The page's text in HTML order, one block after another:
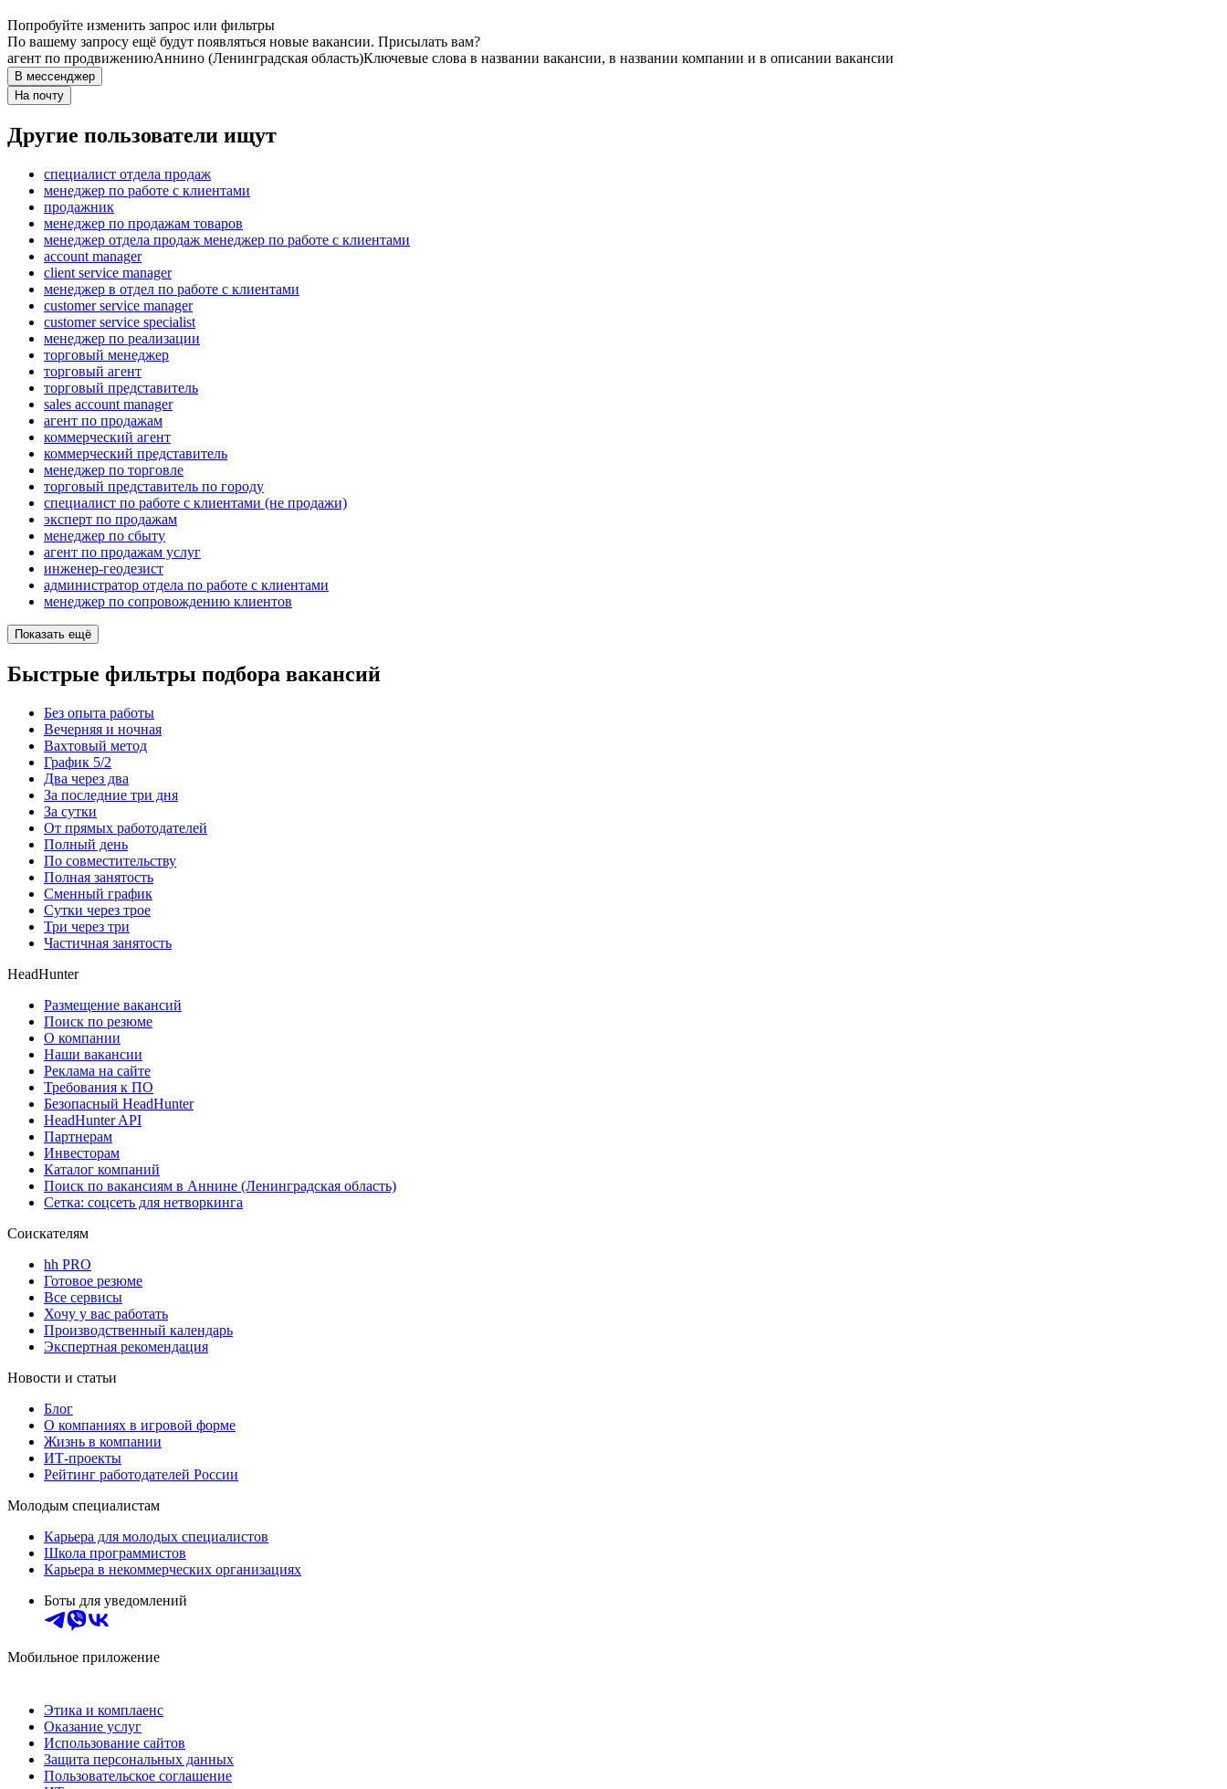
Попробуйте изменить запрос или фильтры
По вашему запросу ещё будут появляться новые вакансии. Присылать вам?
агент по продвижениюАннино (Ленинградская область)Ключевые слова в названии вакансии, в названии компании и в описании вакансии
В мессенджер
На почту
Другие пользователи ищут
специалист отдела продаж
менеджер по работе с клиентами
продажник
менеджер по продажам товаров
менеджер отдела продаж менеджер по работе с клиентами
account manager
client service manager
менеджер в отдел по работе с клиентами
customer service manager
customer service specialist
менеджер по реализации
торговый менеджер
торговый агент
торговый представитель
sales account manager
агент по продажам
коммерческий агент
коммерческий представитель
менеджер по торговле
торговый представитель по городу
специалист по работе с клиентами (не продажи)
эксперт по продажам
менеджер по сбыту
агент по продажам услуг
инженер-геодезист
администратор отдела по работе с клиентами
менеджер по сопровождению клиентов
Показать ещё
Быстрые фильтры подбора вакансий
Без опыта работы
Вечерняя и ночная
Вахтовый метод
График 5/2
Два через два
За последние три дня
За сутки
От прямых работодателей
Полный день
По совместительству
Полная занятость
Сменный график
Сутки через трое
Три через три
Частичная занятость
HeadHunter
Размещение вакансий
Поиск по резюме
О компании
Наши вакансии
Реклама на сайте
Требования к ПО
Безопасный HeadHunter
HeadHunter API
Партнерам
Инвесторам
Каталог компаний
Поиск по вакансиям в Аннине (Ленинградская область)
Сетка: соцсеть для нетворкинга
Соискателям
hh PRO
Готовое резюме
Все сервисы
Хочу у вас работать
Производственный календарь
Экспертная рекомендация
Новости и статьи
Блог
О компаниях в игровой форме
Жизнь в компании
ИТ-проекты
Рейтинг работодателей России
Молодым специалистам
Карьера для молодых специалистов
Школа программистов
Карьера в некоммерческих организациях
Боты для уведомлений
Мобильное приложение
Этика и комплаенс
Оказание услуг
Использование сайтов
Защита персональных данных
Пользовательское соглашение